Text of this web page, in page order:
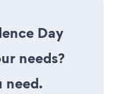
Day
needs?
need.